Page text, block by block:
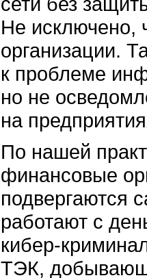
Не исключено,
организации.
к проблеме
но не
на
По нашей
финансовые
подвергаются
работают с
кибер-
ТЭК,